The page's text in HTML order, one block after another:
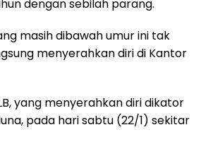
dengan sebilah parang.
masih dibawah umur ini tak
menyerahkan diri di Kantor
yang menyerahkan diri dikator
pada hari sabtu (22/1) sekitar